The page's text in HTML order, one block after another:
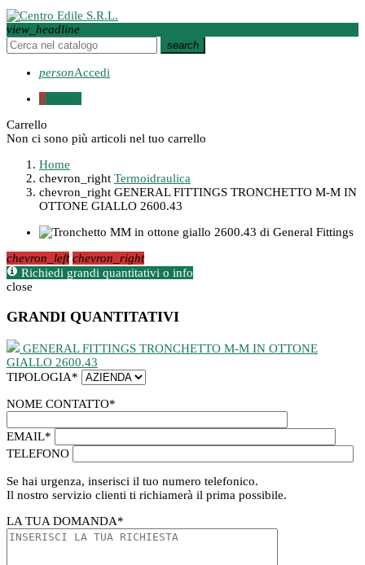
view_headline
search
personAccedi
0
Carrello
Non ci sono più articoli nel tuo carrello
Home
chevron_right Termoidraulica
chevron_right GENERAL FITTINGS TRONCHETTO M-M IN
OTTONE GIALLO 2600.43
chevron_left chevron_right
Richiedi grandi quantitativi o info
close
GRANDI QUANTITATIVI
GENERAL FITTINGS TRONCHETTO M-M IN OTTONE
GIALLO 2600.43
TIPOLOGIA*
NOME CONTATTO*
EMAIL*
TELEFONO
Se hai urgenza, inserisci il tuo numero telefonico.
Il nostro servizio clienti ti richiamerà il prima possibile.
LA TUA DOMANDA*